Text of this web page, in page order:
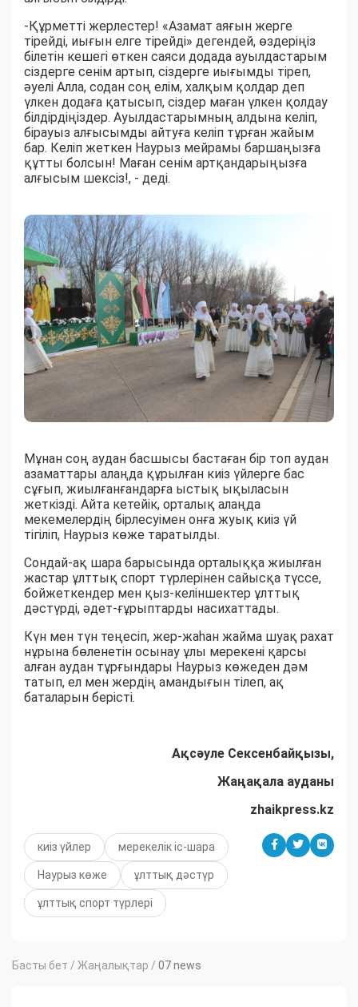
-Құрметті жерлестер! «Азамат аяғын жерге
тірейді, иығын елге тірейді» дегендей, өздеріңіз
білетін кешегі өткен саяси додада ауылдастарым
сіздерге сенім артып, сіздерге иығымды тіреп,
әуелі Алла, содан соң елім, халқым қолдар деп
үлкен додаға қатысып, сіздер маған үлкен қолдау
білдірдіңіздер. Ауылдастарымның алдына келіп,
бірауыз алғысымды айтуға келіп тұрған жайым
бар. Келіп жеткен Наурыз мейрамы баршаңызға
құтты болсын! Маған сенім артқандарыңызға
алғысым шексіз!, - деді.
Мұнан соң аудан басшысы бастаған бір топ аудан
азаматтары алаңда құрылған киіз үйлерге бас
сұғып, жиылғанғандарға ыстық ықыласын
жеткізді. Айта кетейік, орталық алаңда
мекемелердің бірлесуімен онға жуық киіз үй
тігіліп, Наурыз көже таратылды.
​Сондай-ақ шара барысында орталыққа жиылған
жастар ұлттық спорт түрлерінен сайысқа түссе,
бойжеткендер мен қыз-келіншектер ұлттық
дәстүрді, әдет-ғұрыптарды насихаттады.
Күн мен түн теңесіп, жер-жаһан жайма шуақ рахат
нұрына бөленетін осынау ұлы мерекені қарсы
алған аудан тұрғындары Наурыз көжеден дәм
татып, ел мен жердің амандығын тілеп, ақ
баталарын берісті.
Ақсәуле Сексенбайқызы,
Жаңақала ауданы
zhaikpress.kz
киіз үйлер мерекелік іс-шара
Наурыз көже ұлттық дәстүр
ұлттық спорт түрлері
Басты бет / Жаңалықтар / 07 news